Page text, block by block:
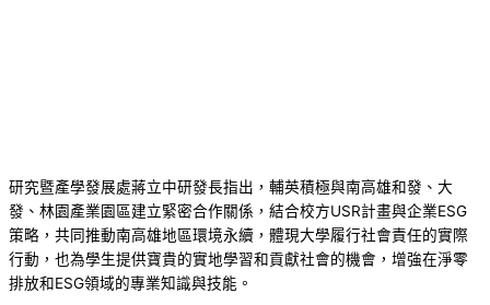
研究暨產學發展處蔣立中研發長指出，輔英積極與南高雄和發、大
發、林園產業園區建立緊密合作關係，結合校方USR計畫與企業ESG
策略，共同推動南高雄地區環境永續，體現大學履行社會責任的實際
行動，也為學生提供寶貴的實地學習和貢獻社會的機會，增強在淨零
排放和ESG領域的專業知識與技能。